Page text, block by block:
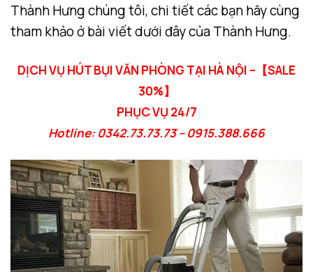
Thành Hưng chúng tôi, chi tiết các bạn hãy cùng
tham khảo ở bài viết dưới đây của Thành Hưng.
DỊCH VỤ HÚT BỤI VĂN PHÒNG TẠI HÀ NỘI –【SALE
30%】
PHỤC VỤ 24/7
Hotline: 0342.73.73.73 – 0915.388.666